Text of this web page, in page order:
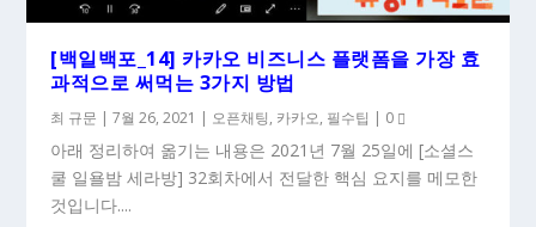
[백일백포_14] 카카오 비즈니스 플랫폼을 가장 효
과적으로 써먹는 3가지 방법
최 규문 |7월 26, 2021 | 오픈채팅, 카카오, 필수팁 | 0
아래 정리하여 옮기는 내용은 2021년 7월 25일에 [소셜스
쿨 일욜밤 세라방] 32회차에서 전달한 핵심 요지를 메모한
것입니다....